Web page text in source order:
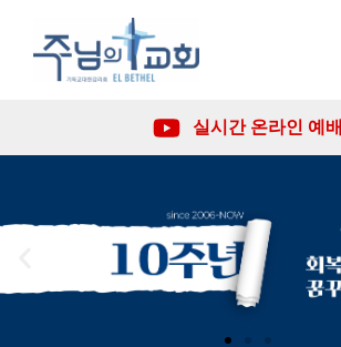
실시간 온라인 예배